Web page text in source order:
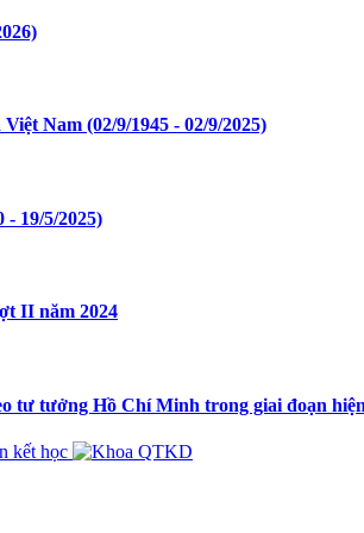
Nam (02/9/1945 - 02/9/2025)
19/5/2025)
II năm 2024
tư tưởng Hồ Chí Minh trong giai đoạn